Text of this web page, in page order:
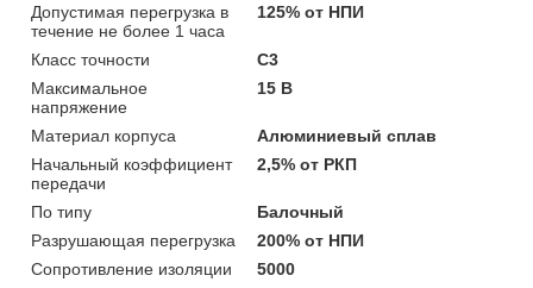
Допустимая перегрузка в
течение не более 1 часа
125% от НПИ
Класс точности
С3
Максимальное
напряжение
15 В
Материал корпуса
Алюминиевый сплав
Начальный коэффициент
передачи
2,5% от РКП
По типу
Балочный
Разрушающая перегрузка
200% от НПИ
Сопротивление изоляции
5000